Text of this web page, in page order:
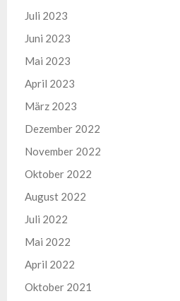
Juli 2023
Juni 2023
Mai 2023
April 2023
März 2023
Dezember 2022
November 2022
Oktober 2022
August 2022
Juli 2022
Mai 2022
April 2022
Oktober 2021